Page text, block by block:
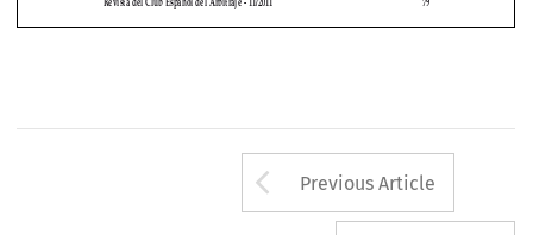
(1)
According to Article 3 of the Decree, the Decree will enter into force on 1 May 2011, save for specific
Arrow button
Previous Article